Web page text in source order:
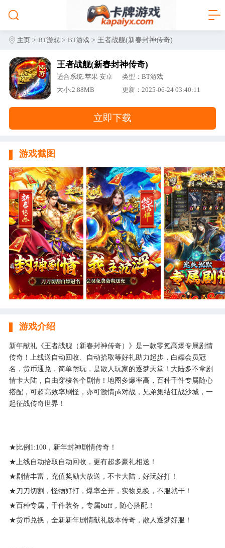
主页 >BT游戏 >BT游戏 > 王者战舰(新春封神传奇)
王者战舰(新春封神传奇)
适合系统:苹果 安卓
类型：BT游戏
大小:2.88MB
更新：2025-06-24 03:40:11
立即下载
游戏截图
游戏介绍
新年献礼《王者战舰（新春封神传奇）》是一款零氪高爆专属剧情
传奇！上线送自动回收、自动拾取等好礼助力起步，白嫖会员冠
名，货币通兑，简单耐玩，是散人玩家的逐梦天堂！大陆多不拿剧
情卡大陆，自由穿梭各个剧情！地图多爆率高，百种千件专属随心
搭配，可超高效率刷怪，亦可激情pk对战，兄弟集结征战沙城，一
起征战传奇世界！
★比例1:100，新年封神剧情传奇！
★上线自动拾取自动回收，更有超多豪礼相送！
★剧情丰富，充值奖励大放送，不卡大陆，好玩好打！
★刀刀切割，怪物好打，爆率全开，实物兑换，不服就干！
★百种专属，千件装备，专属buff，随心搭配！
★货币兑换，全新新年剧情献礼版本传奇，散人逐梦好服！